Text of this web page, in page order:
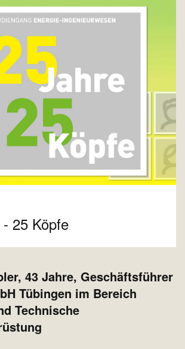
25 Köpfe
43 Jahre, Geschäftsführer
Tübingen im Bereich
Technische